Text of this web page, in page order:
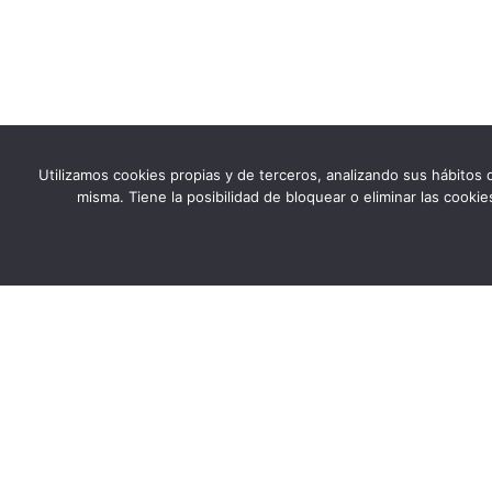
Utilizamos cookies propias y de terceros, analizando sus
misma. Tiene la posibilidad de bloquear o eliminar las